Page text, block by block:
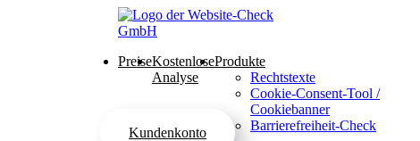
PreiseKostenlose
Analyse
Produkte
Rechtstexte
Cookie-Consent-Tool /
Cookiebanner
Barrierefreiheit-Check
Kundenkonto